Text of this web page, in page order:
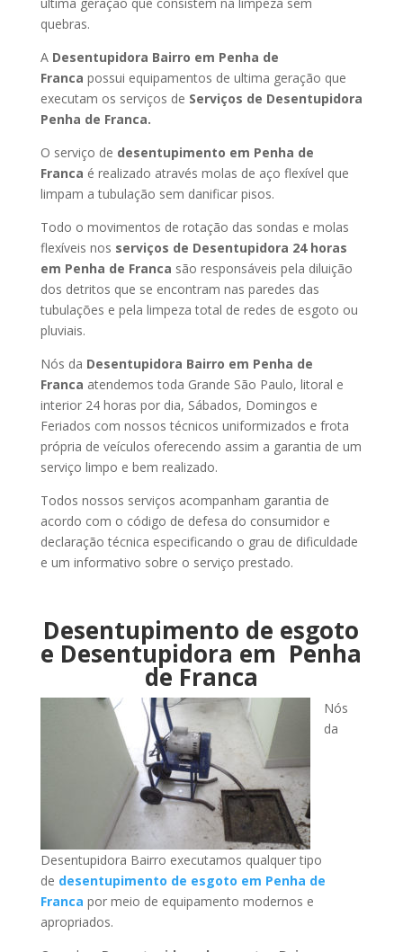
quebras.
A Desentupidora Bairro em Penha de
Franca possui equipamentos de ultima geração que
executam os serviços de Serviços de Desentupidora
Penha de Franca.
O serviço de desentupimento em Penha de
Franca é realizado através molas de aço flexível que
limpam a tubulação sem danificar pisos.
Todo o movimentos de rotação das sondas e molas
flexíveis nos serviços de Desentupidora 24 horas
em Penha de Franca são responsáveis pela diluição
dos detritos que se encontram nas paredes das
tubulações e pela limpeza total de redes de esgoto ou
pluviais.
Nós da Desentupidora Bairro em Penha de
Franca atendemos toda Grande São Paulo, litoral e
interior 24 horas por dia, Sábados, Domingos e
Feriados com nossos técnicos uniformizados e frota
própria de veículos oferecendo assim a garantia de um
serviço limpo e bem realizado.
Todos nossos serviços acompanham garantia de
acordo com o código de defesa do consumidor e
declaração técnica especificando o grau de dificuldade
e um informativo sobre o serviço prestado.
Desentupimento de esgoto
e Desentupidora em Penha
de Franca
Nós
da
Desentupidora Bairro executamos qualquer tipo
de desentupimento de esgoto em Penha de
Franca por meio de equipamento modernos e
apropriados.